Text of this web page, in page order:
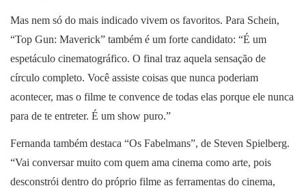
Mas nem só do mais indicado vivem os favoritos. Para Schein,
“Top Gun: Maverick” também é um forte candidato: “É um
espetáculo cinematográfico. O final traz aquela sensação de
círculo completo. Você assiste coisas que nunca poderiam
acontecer, mas o filme te convence de todas elas porque ele nunca
para de te entreter. É um show puro.”
Fernanda também destaca “Os Fabelmans”, de Steven Spielberg.
“Vai conversar muito com quem ama cinema como arte, pois
desconstrói dentro do próprio filme as ferramentas do cinema,